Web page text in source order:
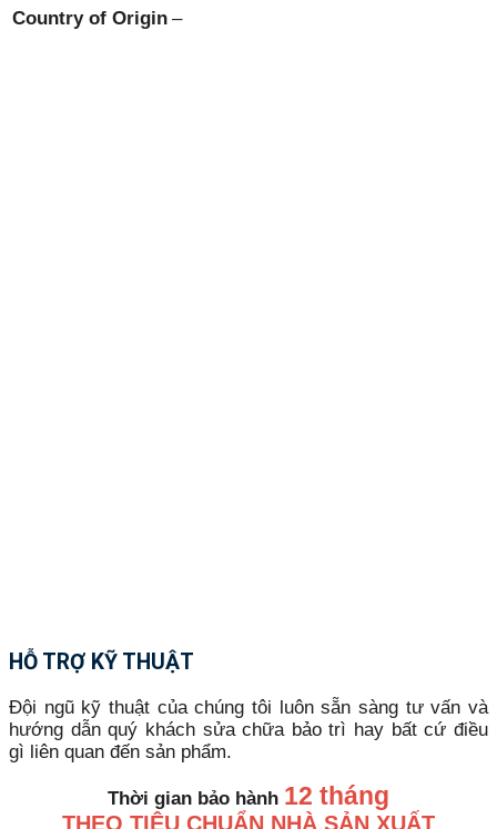
Country of Origin –
HỖ TRỢ KỸ THUẬT
Đội ngũ kỹ thuật của chúng tôi luôn sẵn sàng tư vấn và
hướng dẫn quý khách sửa chữa bảo trì hay bất cứ điều
gì liên quan đến sản phẩm.
Thời gian bảo hành 12 tháng
THEO TIÊU CHUẨN NHÀ SẢN XUẤT